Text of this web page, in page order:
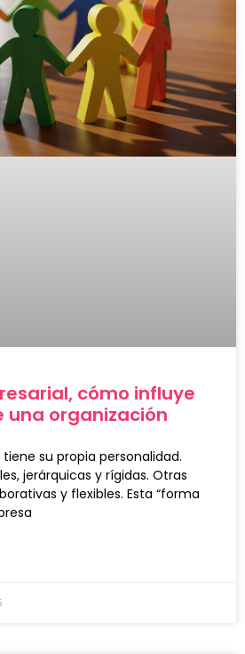
cómo influye
una organización
su propia personalidad.
jerárquicas y rígidas. Otras
y flexibles. Esta “forma